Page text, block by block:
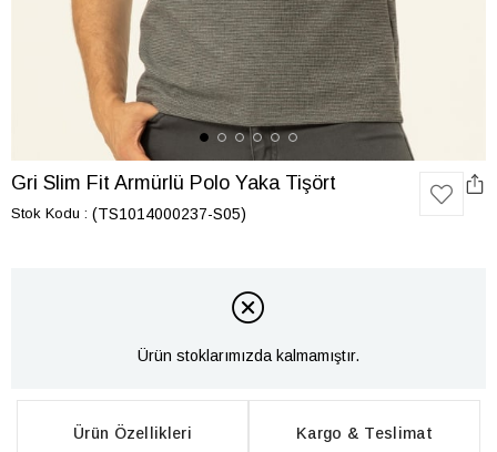
Gri Slim Fit Armürlü Polo Yaka Tişört
Stok Kodu (TS1014000237-S05)
Ürün stoklarımızda kalmamıştır.
Ürün Özellikleri Kargo & Teslimat